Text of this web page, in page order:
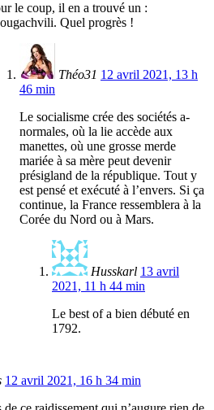
le coup, il en a trouvé un :
Quel progrès !
Théo31 12 avril 2021, 13 h
46 min
Le socialisme crée des sociétés a-
normales, où la lie accède aux
manettes, où une grosse merde
mariée à sa mère peut devenir
présigland de la république. Tout y
est pensé et exécuté à l’envers. Si ça
continue, la France ressemblera à la
Corée du Nord ou à Mars.
Husskarl 13 avril
2021, 11 h 44 min
Le best of a bien débuté en
1792.
12 avril 2021, 16 h 34 min